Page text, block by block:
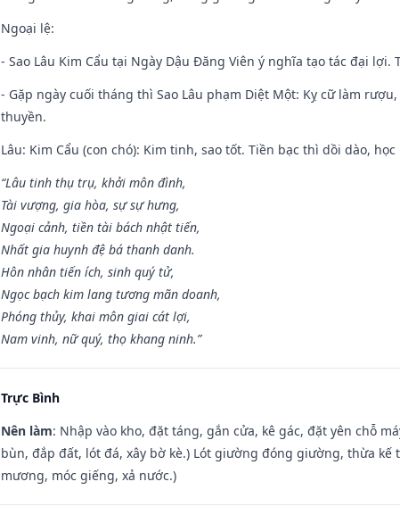
Ngoại lệ:
- Sao Lâu Kim Cẩu tại Ngày Dậu Đăng Viên ý nghĩa tạo tác đại
- Gặp ngày cuối tháng thì Sao Lâu phạm Diệt Một: Kỵ cữ làm
thuyền.
Lâu: Kim Cẩu (con chó): Kim tinh, sao tốt. Tiền bạc thì dồi dào,
“Lâu tinh thụ trụ, khởi môn đình,
Tài vượng, gia hòa, sự sự hưng,
Ngoại cảnh, tiền tài bách nhật tiến,
Nhất gia huynh đệ bá thanh danh.
Hôn nhân tiến ích, sinh quý tử,
Ngọc bạch kim lang tương mãn doanh,
Phóng thủy, khai môn giai cát lợi,
Nam vinh, nữ quý, thọ khang ninh.”
Trực Bình
Nên làm: Nhập vào kho, đặt táng, gắn cửa, kê gác, đặt yên chỗ
bùn, đắp đất, lót đá, xây bờ kè.) Lót giường đóng giường, thừa
mương, móc giếng, xả nước.)